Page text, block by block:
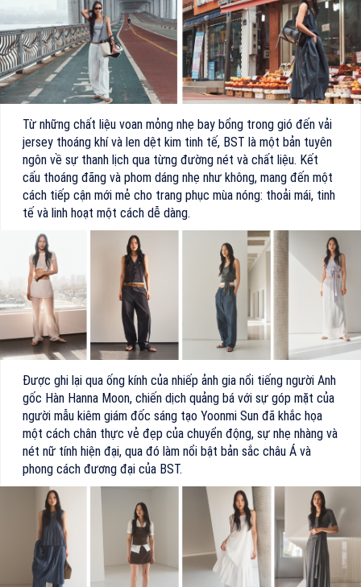
Từ những chất liệu voan mỏng nhẹ bay bổng trong gió đến vải
jersey thoáng khí và len dệt kim tinh tế, BST là một bản tuyên
ngôn về sự thanh lịch qua từng đường nét và chất liệu. Kết
cấu thoáng đãng và phom dáng nhẹ như không, mang đến một
cách tiếp cận mới mẻ cho trang phục mùa nóng: thoải mái, tinh
tế và linh hoạt một cách dễ dàng.
Được ghi lại qua ống kính của nhiếp ảnh gia nổi tiếng người Anh
gốc Hàn Hanna Moon, chiến dịch quảng bá với sự góp mặt của
người mẫu kiêm giám đốc sáng tạo Yoonmi Sun đã khắc họa
một cách chân thực vẻ đẹp của chuyển động, sự nhẹ nhàng và
nét nữ tính hiện đại, qua đó làm nổi bật bản sắc châu Á và
phong cách đương đại của BST.